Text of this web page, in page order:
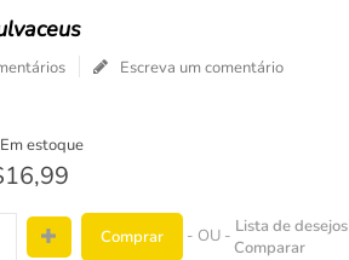
Escreva um comentário
Em estoque
Comprar - OU - Lista de desejos
Comparar